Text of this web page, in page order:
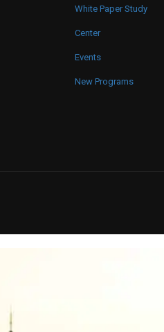
White Paper Study
Center
Events
New Programs